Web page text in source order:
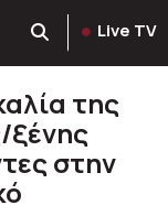
Live TV
της
ξένης
στην